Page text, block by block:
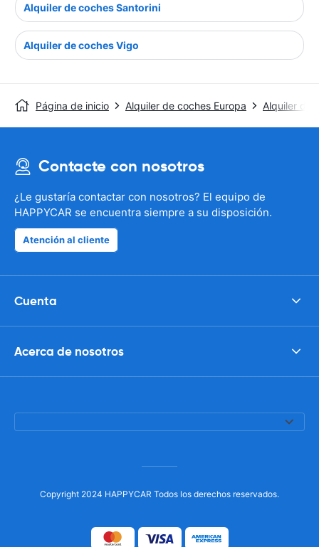
Alquiler de coches Santorini
Alquiler de coches Vigo
Página de inicio Alquiler de coches Europa Alquiler de
Contacte con nosotros
¿Le gustaría contactar con nosotros? El equipo de
HAPPYCAR se encuentra siempre a su disposición.
Atención al cliente
Cuenta
Acerca de nosotros
Copyright 2024 HAPPYCAR Todos los derechos reservados.